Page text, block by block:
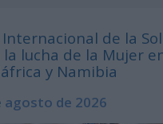
Internacional de la
la lucha de la Mujer
y Namibia
agosto de 2026